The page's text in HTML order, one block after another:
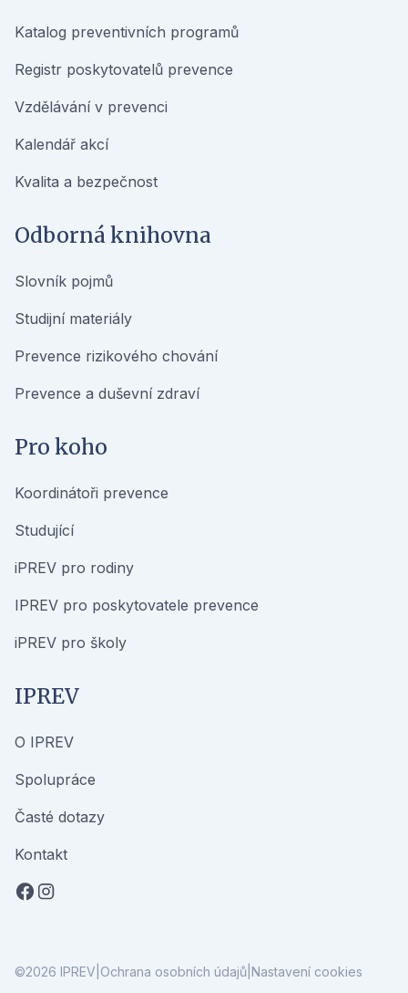
Katalog preventivních programů
Registr poskytovatelů prevence
Vzdělávání v prevenci
Kalendář akcí
Kvalita a bezpečnost
Odborná knihovna
Slovník pojmů
Studijní materiály
Prevence rizikového chování
Prevence a duševní zdraví
Pro koho
Koordinátoři prevence
Studující
iPREV pro rodiny
IPREV pro poskytovatele prevence
iPREV pro školy
IPREV
O IPREV
Spolupráce
Časté dotazy
Kontakt
©2026 IPREV Ochrana osobních údajů Nastavení cookies